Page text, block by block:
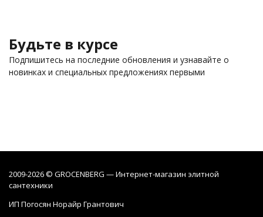
Будьте в курсе
Подпишитесь на последние обновления и узнавайте о
новинках и специальных предложениях первыми
2009-2026 © GROCENBERG — Интернет-магазин элитной
сантехники
ИП Погосян Норайр Грантович